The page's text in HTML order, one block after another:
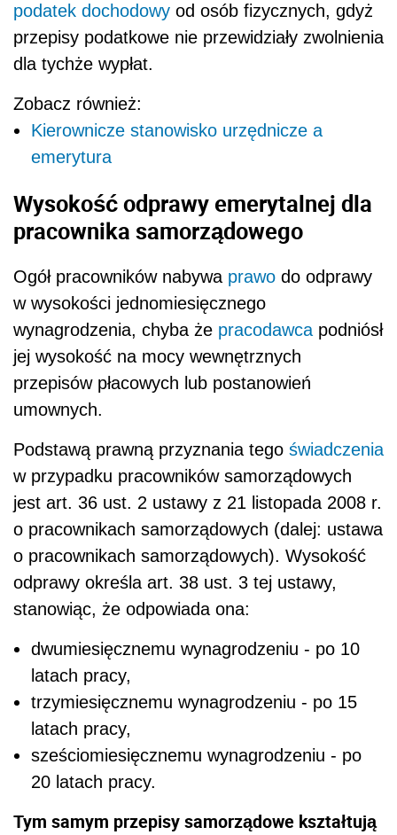
podatek dochodowy od osób fizycznych, gdyż
przepisy podatkowe nie przewidziały zwolnienia
dla tychże wypłat.
Zobacz również:
Kierownicze stanowisko urzędnicze a
emerytura
Wysokość odprawy emerytalnej dla
pracownika samorządowego
Ogół pracowników nabywa prawo do odprawy
w wysokości jednomiesięcznego
wynagrodzenia, chyba że pracodawca podniósł
jej wysokość na mocy wewnętrznych
przepisów płacowych lub postanowień
umownych.
Podstawą prawną przyznania tego świadczenia
w przypadku pracowników samorządowych
jest art. 36 ust. 2 ustawy z 21 listopada 2008 r.
o pracownikach samorządowych (dalej: ustawa
o pracownikach samorządowych). Wysokość
odprawy określa art. 38 ust. 3 tej ustawy,
stanowiąc, że odpowiada ona:
dwumiesięcznemu wynagrodzeniu - po 10
latach pracy,
trzymiesięcznemu wynagrodzeniu - po 15
latach pracy,
sześciomiesięcznemu wynagrodzeniu - po
20 latach pracy.
Tym samym przepisy samorządowe kształtują